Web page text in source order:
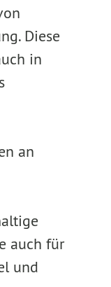
Diese
in
an
auch für
und